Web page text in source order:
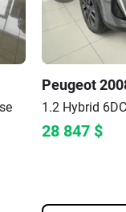
Peugeot
1.2 Hybrid
28 847 $